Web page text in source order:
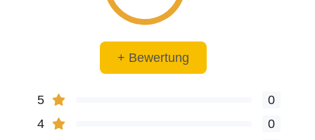
+ Bewertung
5
0
4
0